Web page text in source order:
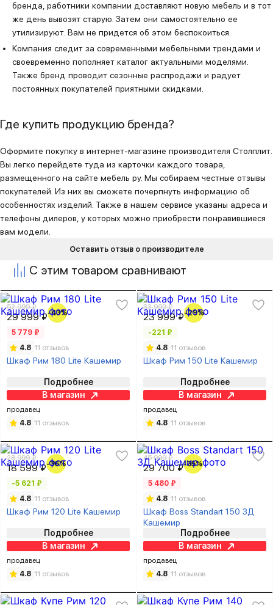
Оставить отзыв о производителе
бренда, работники компании доставляют новую мебель и в тот
же день вывозят старую. Затем они самостоятельно ее
утилизируют. Вам не придется об этом беспокоиться.
Компания следит за современными мебельными трендами и
своевременно пополняет каталог актуальными моделями.
Также бренд проводит сезонные распродажи и радует
постоянных покупателей приятными скидками.
Где купить продукцию бренда?
Оформите покупку в интернет-магазине производителя Столплит.
Вы легко перейдете туда из карточки каждого товара,
размещенного на сайте мебель ру. Мы собираем честные отзывы
покупателей. Из них вы сможете почерпнуть информацию об
особенностях изделий. Также в нашем сервисе указаны адреса и
телефоны дилеров, у которых можно приобрести понравившиеся
вам модели.
С этим товаром сравнивают
52 999 ₽
29 999 ₽-43%
5 779 ₽
4.8 11 отзывов
Шкаф Рим 180 Lite Кашемир
Подробнее
В магазин
продавец
4.8 11 отзывов
33 999 ₽
23 999 ₽-29%
-221 ₽
4.8 11 отзывов
Шкаф Рим 150 Lite Кашемир
Подробнее
В магазин
продавец
4.8 11 отзывов
28 999 ₽
18 599 ₽-36%
-5 621 ₽
4.8 11 отзывов
Шкаф Рим 120 Lite Кашемир
Подробнее
В магазин
продавец
4.8 11 отзывов
45 999 ₽
29 700 ₽-35%
5 480 ₽
4.8 11 отзывов
Шкаф Boss Standart 150 3Д
Кашемир
Подробнее
В магазин
продавец
4.8 11 отзывов